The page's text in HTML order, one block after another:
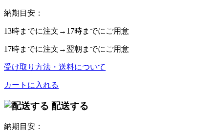
納期目安：
13時までに注文→ 17時までにご用意
17時までに注文→ 翌朝 までにご用意
受け取り方法・送料について
カートに入れる
配送する
納期目安：